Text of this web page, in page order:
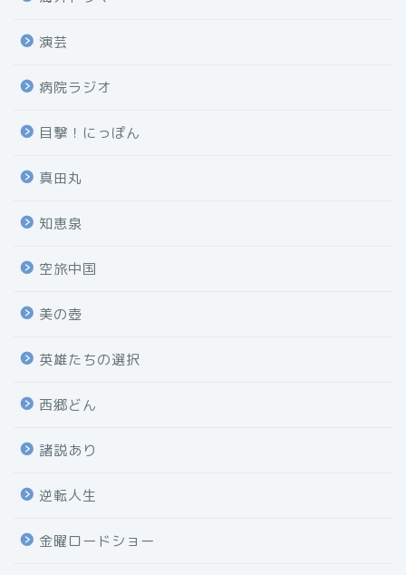
演芸
病院ラジオ
目撃！にっぽん
真田丸
知恵泉
空旅中国
美の壺
英雄たちの選択
西郷どん
諸説あり
逆転人生
金曜ロードショー